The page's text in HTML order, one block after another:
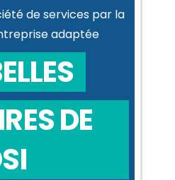
de services par la
adaptée
DE